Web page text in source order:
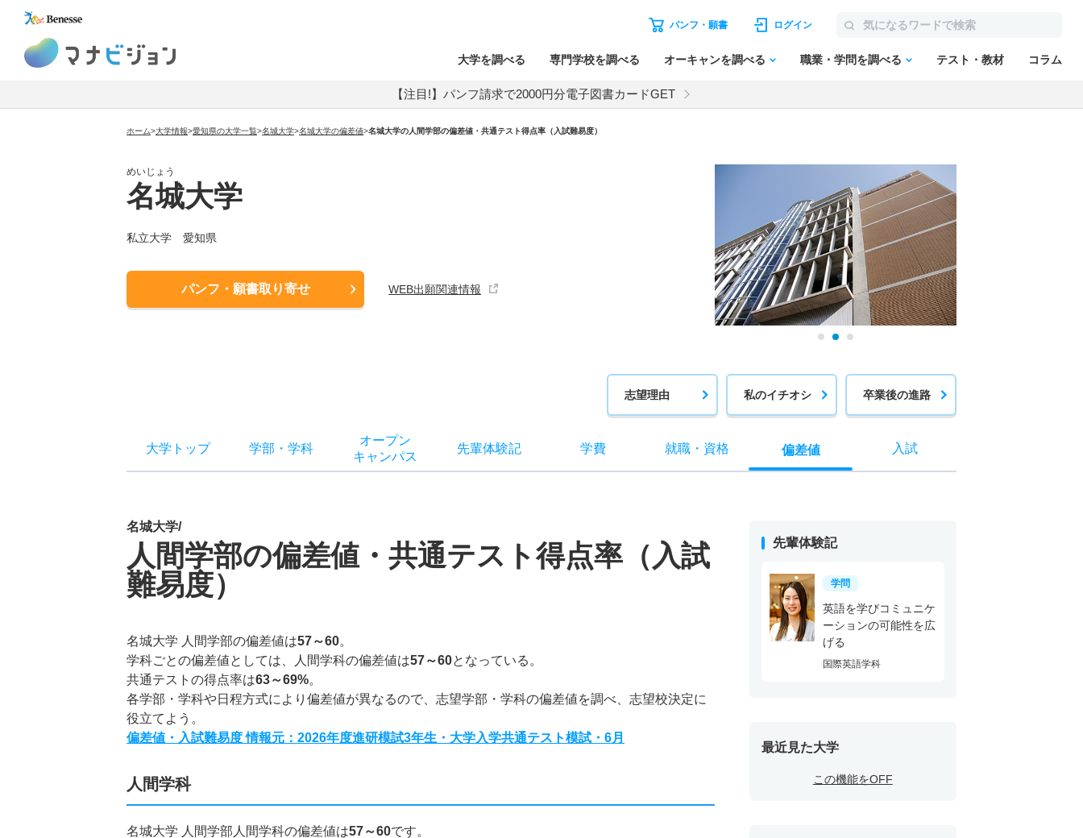
パンフ・願書 ログイン
大学を調べる 専門学校を調べる オーキャンを調べる 職業・学問を調べる テスト・教材 コラム
【注目!】パンフ請求で2000円分電子図書カードGET
ホーム>大学情報>愛知県の大学一覧>名城大学>名城大学の偏差値>名城大学の人間学部の偏差値・共通テスト得点率（入試難易度）
めいじょう
名城大学
私立大学 愛知県
パンフ・願書取り寄せ WEB出願関連情報
志望理由 私のイチオシ 卒業後の進路
大学トップ 学部 ・ 学科
オープン
キャンパス
先輩体験記 学費 就職・ 資格 偏差値 入試
名城大学/
人間学部の偏差値・共通テスト得点率（入試
難易度）
名城大学 人間学部の偏差値は57～60。
学科ごとの偏差値としては、人間学科の偏差値は57～60となっている。
共通テストの得点率は63～69%。
各学部・学科や日程方式により偏差値が異なるので、志望学部・学科の偏差値を調べ、志望校決定に
役立てよう。
偏差値・入試難易度 情報元：2026年度進研模試3年生・大学入学共通テスト模試・6月
人間学科
名城大学 人間学部人間学科の偏差値は57～60です。
先輩体験記
学問
英語を学びコミュニケ
ーションの可能性を広
げる
国際英語学科
最近見た大学
この機能をOFF